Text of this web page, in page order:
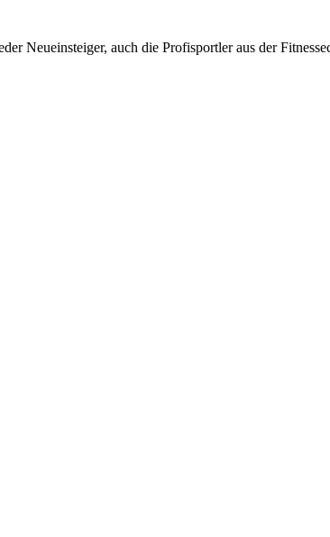
Neueinsteiger, auch die Profisportler aus der